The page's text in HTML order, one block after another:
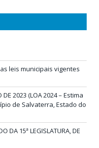
leis municipais vigentes
DE 2023 (LOA 2024 – Estima
de Salvaterra, Estado do
DA 15ª LEGISLATURA, DE